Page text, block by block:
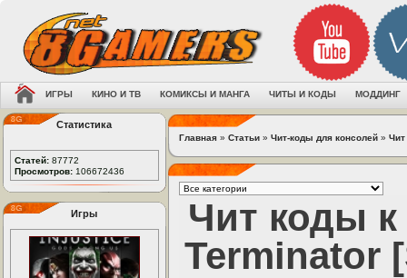
ИГРЫ КИНО И ТВ КОМИКСЫ И МАНГА ЧИТЫ И КОДЫ МОДДИНГ
Статистика
Статей: 87772
Просмотров: 106672436
Игры
Главная » Статьи » Чит-коды для консолей » Чит
Чит коды к
Terminator